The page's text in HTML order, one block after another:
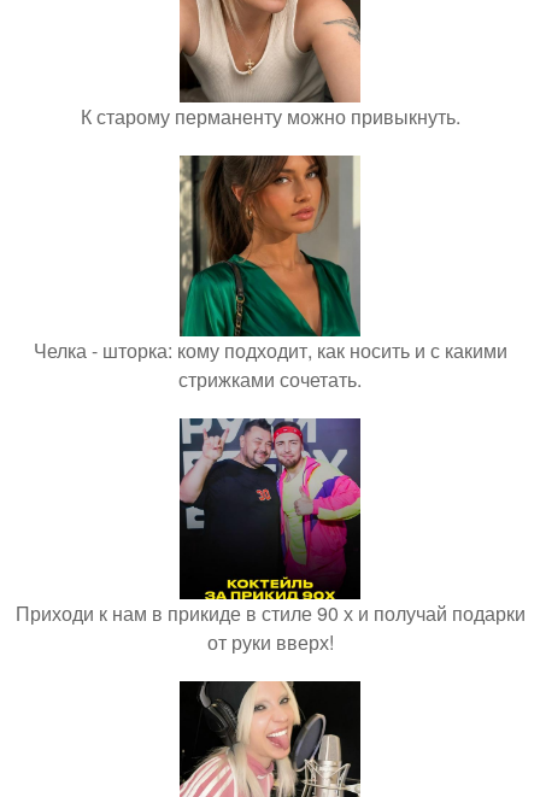
К старому перманенту можно привыкнуть.
Челка - шторка: кому подходит, как носить и с какими
стрижками сочетать.
Приходи к нам в прикиде в стиле 90 х и получай подарки
от руки вверх!